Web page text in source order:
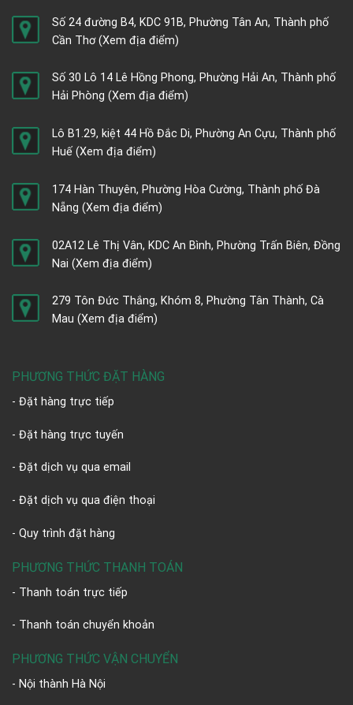
Số 24 đường B4, KDC 91B, Phường Tân An, Thành phố
Cần Thơ(Xem địa điểm)
Số 30 Lô 14 Lê Hồng Phong, Phường Hải An, Thành phố
Hải Phòng (Xem địa điểm)
Lô B1.29, kiệt 44 Hồ Đắc Di, Phường An Cựu, Thành phố
Huế (Xem địa điểm)
174 Hàn Thuyên, Phường Hòa Cường, Thành phố Đà
Nẵng (Xem địa điểm)
02A12 Lê Thị Vân, KDC An Bình, Phường Trấn Biên, Đồng
Nai (Xem địa điểm)
279 Tôn Đức Thắng, Khóm 8, Phường Tân Thành, Cà
Mau (Xem địa điểm)
PHƯƠNG THỨC ĐẶT HÀNG
- Đặt hàng trực tiếp
- Đặt hàng trực tuyến
- Đặt dịch vụ qua email
- Đặt dịch vụ qua điện thoại
- Quy trình đặt hàng
PHƯƠNG THỨC THANH TOÁN
- Thanh toán trực tiếp
- Thanh toán chuyển khoản
PHƯƠNG THỨC VẬN CHUYỂN
- Nội thành Hà Nội